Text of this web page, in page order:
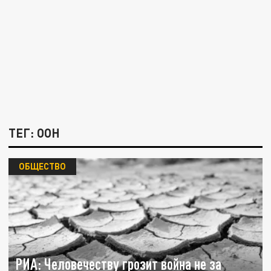
ТЕГ: ООН
РИА: Человечеству грозит война не за
ОБЩЕСТВО